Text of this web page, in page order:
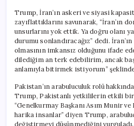
Trump, İran’ın askeri ve siyasi
zayıflattıklarını savunarak, “İran’ın
unsurlarını yok ettik. Ya doğru olanı
durumu sonlandıracağız” dedi.
olmasının imkansız olduğunu ifade
dilediğim an terk edebilirim, ancak
anlamıyla bitirmek istiyorum”
Pakistan’ın arabuluculuk rolü
Trump, Pakistanlı yetkililerin etkili bir
“Genelkurmay Başkanı Asım Munir
harika insanlar” diyen Trump,
değiştirmeyi düşünmediğini vurguladı.